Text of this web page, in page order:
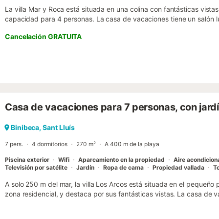
La villa Mar y Roca está situada en una colina con fantásticas
capacidad para 4 personas. La casa de vacaciones tiene un salón
Fi, ventiladores y televisión. Lo más destacado del alojamiento es
a los huéspedes con una piscina de 28 m², que invita a los
como una preciosa zona de comedor con vistas al mar. Aquí podrá
vida cotidiana y disfrutar de unas relajantes vacaciones. Una
después de 300 m o 5 minutos a pie y el supermercado más
Hay una segunda cuna disponible por un suplemento. No se
Cancelación GRATUITA
Casa de vacaciones para 7 personas, con
Binibeca, Sant Lluís
7 pers. 4 dormitorios 270 m² A 400 m de la playa
Piscina exterior Wifi Aparcamiento en la propiedad Aire
Televisión por satélite
Jardín Ropa de cama Propiedad vallada
A solo 250 m del mar, la villa Los Arcos está situada en el pequeño
zona residencial, y destaca por sus fantásticas vistas. La casa de
dispone de Wi-Fi, aire acondicionado, televisión, cuna y trona. La